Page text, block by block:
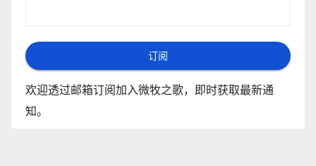
订阅
欢迎透过邮箱订阅加入微牧之歌，即时获取最新通
知。